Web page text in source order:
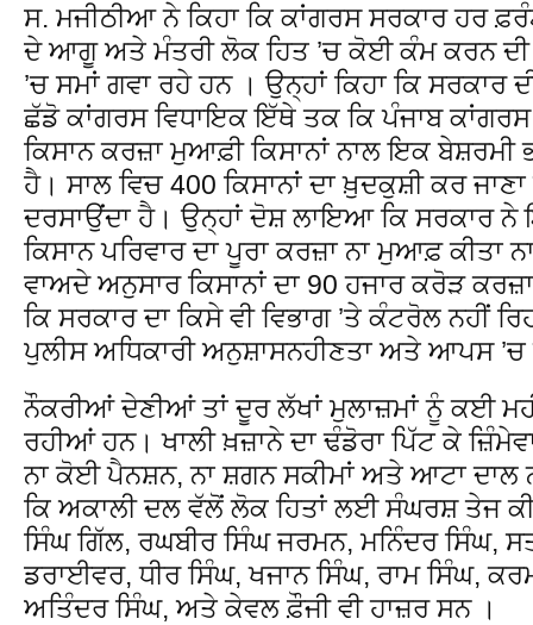
ਸ. ਮਜੀਠੀਆ ਨੇ ਕਿਹਾ ਕਿ ਕਾਂਗਰਸ ਸਰਕਾਰ ਹਰ
ਦੇ ਆਗੂ ਅਤੇ ਮੰਤਰੀ ਲੋਕ ਹਿਤ ’ਚ ਕੋਈ ਕੰਮ ਕਰਨ
’ਚ ਸਮਾਂ ਗਵਾ ਰਹੇ ਹਨ । ਉਨ੍ਹਾਂ ਕਿਹਾ ਕਿ ਸਰਕਾਰ
ਛੱਡੋ ਕਾਂਗਰਸ ਵਿਧਾਇਕ ਇੱਥੇ ਤਕ ਕਿ ਪੰਜਾਬ
ਕਿਸਾਨ ਕਰਜ਼ਾ ਮੁਆਫ਼ੀ ਕਿਸਾਨਾਂ ਨਾਲ ਇਕ
ਹੈ। ਸਾਲ ਵਿਚ 400 ਕਿਸਾਨਾਂ ਦਾ ਖ਼ੁਦਕੁਸ਼ੀ ਕਰ
ਦਰਸਾਉਂਦਾ ਹੈ। ਉਨ੍ਹਾਂ ਦੋਸ਼ ਲਾਇਆ ਕਿ ਸਰਕਾਰ ਨੇ
ਕਿਸਾਨ ਪਰਿਵਾਰ ਦਾ ਪੂਰਾ ਕਰਜ਼ਾ ਨਾ ਮੁਆਫ਼ ਕੀਤਾ
ਵਾਅਦੇ ਅਨੁਸਾਰ ਕਿਸਾਨਾਂ ਦਾ 90 ਹਜਾਰ ਕਰੋੜ
ਕਿ ਸਰਕਾਰ ਦਾ ਕਿਸੇ ਵੀ ਵਿਭਾਗ ’ਤੇ ਕੰਟਰੋਲ ਨਹੀਂ
ਪੁਲੀਸ ਅਧਿਕਾਰੀ ਅਨੁਸ਼ਾਸਨਹੀਣਤਾ ਅਤੇ ਆਪਸ ’ਚ
ਨੌਕਰੀਆਂ ਦੇਣੀਆਂ ਤਾਂ ਦੂਰ ਲੱਖਾਂ ਮੁਲਾਜ਼ਮਾਂ ਨੂੰ ਕਈ
ਰਹੀਆਂ ਹਨ। ਖਾਲੀ ਖ਼ਜ਼ਾਨੇ ਦਾ ਢੰਡੋਰਾ ਪਿੱਟ ਕੇ
ਨਾ ਕੋਈ ਪੈਨਸ਼ਨ, ਨਾ ਸ਼ਗਨ ਸਕੀਮਾਂ ਅਤੇ ਆਟਾ ਦਾਲ
ਕਿ ਅਕਾਲੀ ਦਲ ਵੱਲੋਂ ਲੋਕ ਹਿਤਾਂ ਲਈ ਸੰਘਰਸ਼ ਤੇਜ
ਸਿੰਘ ਗਿੱਲ, ਰਘਬੀਰ ਸਿੰਘ ਜਰਮਨ, ਮਨਿੰਦਰ ਸਿੰਘ,
ਡਰਾਈਵਰ, ਧੀਰ ਸਿੰਘ, ਖਜਾਨ ਸਿੰਘ, ਰਾਮ ਸਿੰਘ,
ਅਤਿੰਦਰ ਸਿੰਘ, ਅਤੇ ਕੇਵਲ ਫ਼ੌਜੀ ਵੀ ਹਾਜ਼ਰ ਸਨ ।